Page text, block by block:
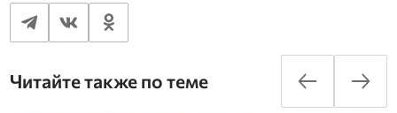
Читайте также по теме